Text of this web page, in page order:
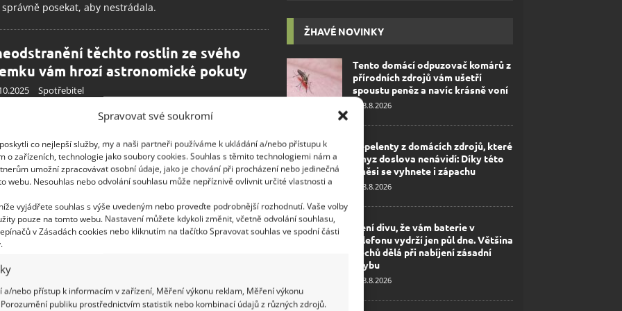
Spravovat své soukromí
co nejlepší služby, my a naši partneři používáme k ukládání a/nebo přístupu k
o zařízeních, technologie jako soubory cookies. Souhlas s těmito technologiemi nám a
umožní zpracovávat osobní údaje, jako je chování při procházení nebo jedinečná
webu. Nesouhlas nebo odvolání souhlasu může nepříznivě ovlivnit určité vlastnosti a
vyjádřete souhlas s výše uvedeným nebo proveďte podrobnější rozhodnutí. Vaše volby
pouze na tomto webu. Nastavení můžete kdykoli změnit, včetně odvolání souhlasu,
v Zásadách cookies nebo kliknutím na tlačítko Spravovat souhlas ve spodní části
a/nebo přístup k informacím v zařízení, Měření výkonu reklam, Měření výkonu
publiku prostřednictvím statistik nebo kombinací údajů z různých zdrojů.
posekat, aby nestrádala.
těchto rostlin ze svého
vám hrozí astronomické pokuty
Spotřebitel
velkolepý a řadu dalších invazivních nepůvodních
musí majitelé pozemků účinně likvidovat. Jinak jim
vysoké pokuty. Bolševník velkolepý (Heracleum
je zařazen mezi plevelné invazivní rostliny,
jak životní prostředí, tak
trávu už nikdy nevyhazujte do
Využijte ji jako hnojivo a kvalitní
obvykle nerostou jen houby, ale v létě také trávník.
ŽHAVÉ NOVINKY
Tento domácí odpuzovač komárů z
přírodních zdrojů vám ušetří
spoustu peněz a navíc krásně voní
8.8.2026
Repelenty z domácích zdrojů, které
hmyz doslova nenávidí: Díky této
směsi se vyhnete i zápachu
8.8.2026
Není divu, že vám baterie v
telefonu vydrží jen půl dne. Většina
Čechů dělá při nabíjení zásadní
chybu
8.8.2026